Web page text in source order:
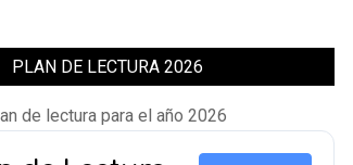
PLAN DE LECTURA 2026
de lectura para el año 2026